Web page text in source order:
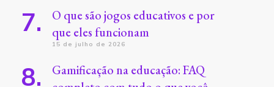
O que são jogos educativos e por
que eles funcionam
15 de julho de 2026
Gamificação na educação: FAQ